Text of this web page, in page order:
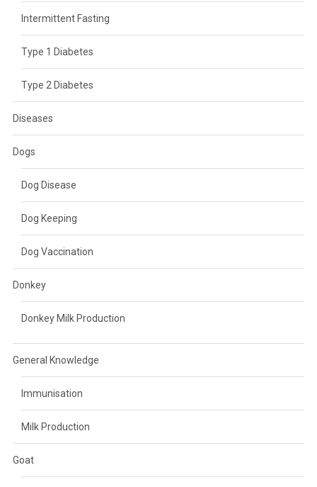
Intermittent Fasting
Type 1 Diabetes
Type 2 Diabetes
Diseases
Dogs
Dog Disease
Dog Keeping
Dog Vaccination
Donkey
Donkey Milk Production
General Knowledge
Immunisation
Milk Production
Goat